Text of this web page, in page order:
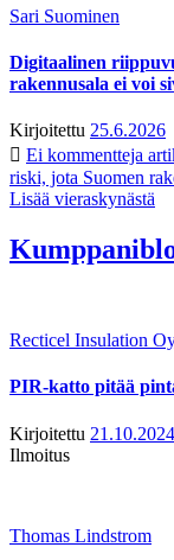
Sari Suominen
Digitaalinen
rakennusala ei voi
Kirjoitettu 25.6.2026
Ei kommentteja
riski, jota Suomen
Lisää vieraskynästä
Recticel Insulation
PIR-katto pitää
Kirjoitettu 21.10.2024
Ilmoitus
Thomas Lindstrom